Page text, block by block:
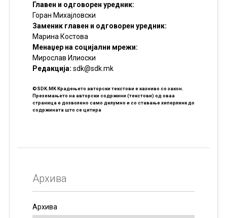
Главен и одговорен уредник:
Горан Михајловски
Заменик главен и одговорен уредник:
Марина Костова
Менаџер на социјални мрежи:
Мирослав Илиоски
Редакцијa: sdk@sdk.mk
©SDK.MK Крадењето авторски текстови е казниво со закон.
Преземањето на авторски содржини (текстови) од оваа
страница е дозволено само делумно и со ставање хиперлинк до
содржината што се цитира
Архива
Архива